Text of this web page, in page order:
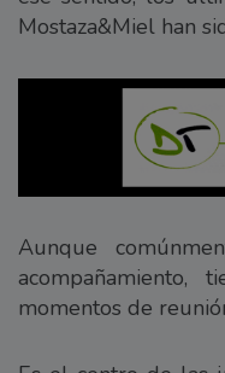
Mostaza&Miel han
Aunque
momentos de